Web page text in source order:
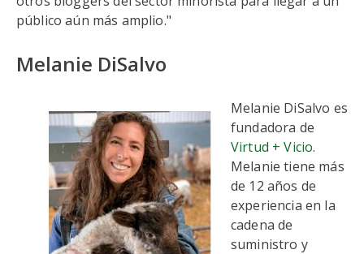
público aún más amplio."
Melanie DiSalvo
Melanie DiSalvo es
fundadora de
Virtud + Vicio.
Melanie tiene más
de 12 años de
experiencia en la
cadena de
suministro y